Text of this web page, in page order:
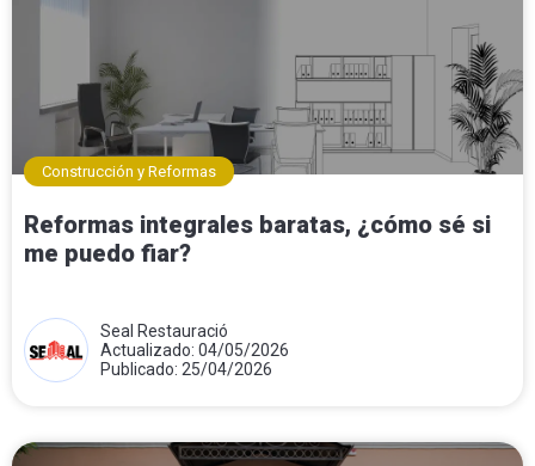
Construcción y Reformas
Reformas integrales baratas, ¿cómo sé si
me puedo fiar?
Seal Restauració
Actualizado: 04/05/2026
Publicado: 25/04/2026